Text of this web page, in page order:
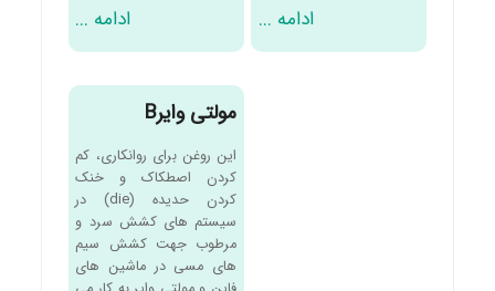
ادامه ... ادامه ...
مولتی وایرB
این روغن برای روانکاری، کم
کردن اصطکاک و خنک
کردن حدیده (die) در
سیستم های کشش سرد و
مرطوب جهت کشش سیم
های مسی در ماشین های